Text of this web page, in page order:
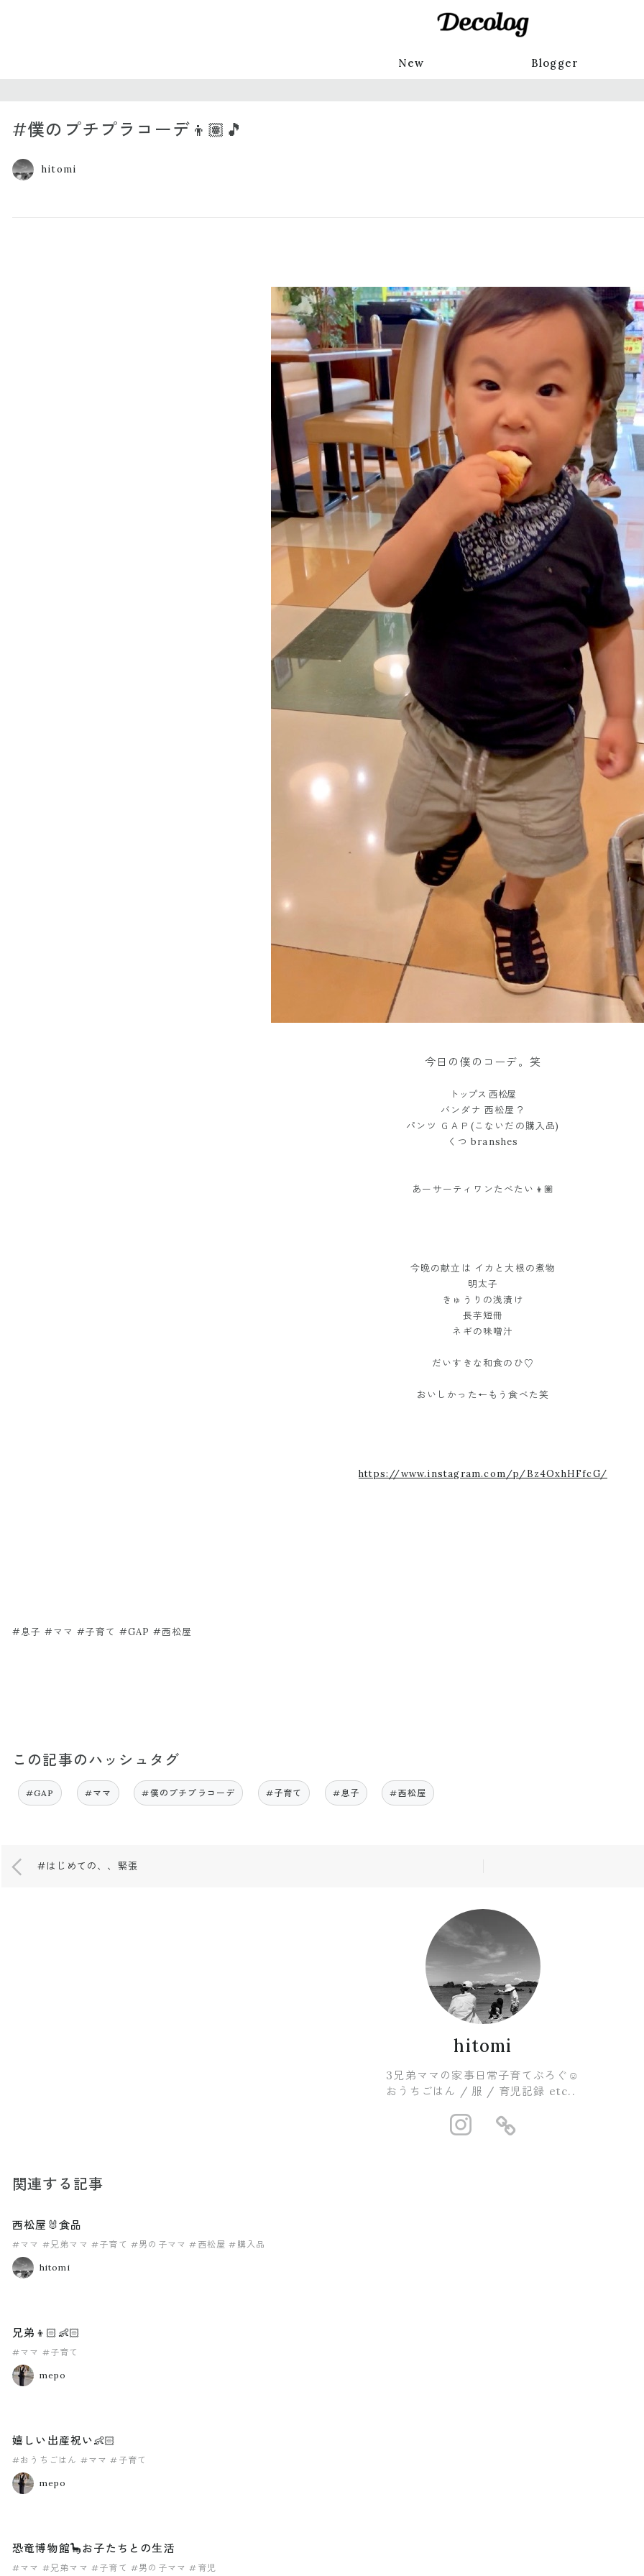
New Blogger
#僕のプチプラコーデ👦🏽🎵
hitomi
今日の僕のコーデ。笑
トップス 西松屋
バンダナ 西松屋？
パンツ ＧＡＰ(こないだの購入品)
くつ branshes
あーサーティワンたべたい👦🏽
今晩の献立は イカと大根の煮物
明太子
きゅうりの浅漬け
長芋短冊
ネギの味噌汁
だいすきな和食のひ♡
おいしかった←もう食べた笑
https://www.instagram.com/p/Bz4OxhHFfcG/
#息子 #ママ #子育て #GAP #西松屋
この記事のハッシュタグ
#GAP #ママ #僕のプチプラコーデ #子育て #息子 #西松屋
#はじめての、、緊張
hitomi
3兄弟ママの家事日常子育てぶろぐ☺︎
おうちごはん / 服 / 育児記録 etc..
https://
関連する記事
西松屋🐰食品
#ママ #兄弟ママ #子育て #男の子ママ #西松屋 #購入品
hitomi
兄弟👦🏻👶🏻
#ママ #子育て
mepo
嬉しい出産祝い👶🏻
#おうちごはん #ママ #子育て
mepo
恐竜博物館🦕お子たちとの生活
#ママ #兄弟ママ #子育て #男の子ママ #育児